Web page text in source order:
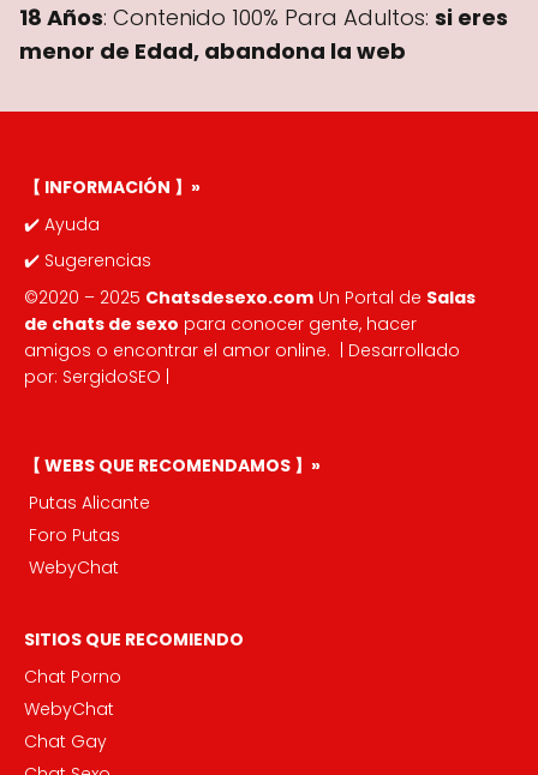
18 Años: Contenido 100% Para Adultos: si eres
menor de Edad, abandona la web
【 INFORMACIÓN 】»
✔️ Ayuda
✔️ Sugerencias
©2020 – 2025 Chatsdesexo.com Un Portal de Salas
de chats de sexo para conocer gente, hacer
amigos o encontrar el amor online. | Desarrollado
por: SergidoSEO |
【 WEBS QUE RECOMENDAMOS 】»
Putas Alicante
Foro Putas
WebyChat
SITIOS QUE RECOMIENDO
Chat Porno
WebyChat
Chat Gay